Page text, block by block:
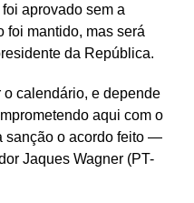
aprovado sem a
mantido, mas será
da República.
calendário, e depende
aqui com o
sanção o acordo feito —
Jaques Wagner (PT-